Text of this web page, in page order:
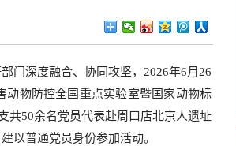
门深度融合、协同攻坚，2026年6月26
动物防控全国重点实验室暨国家动物标
共50余名党员代表赴周口店北京人遗址
以普通党员身份参加活动。